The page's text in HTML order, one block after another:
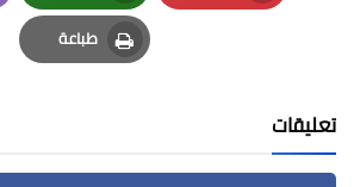
Pinterest
Whatsapp
طباعة
Print
تعليقات